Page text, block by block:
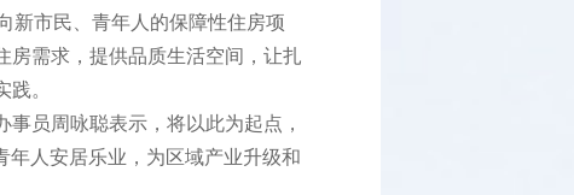
市民、青年人的保障性住房项
房需求，提供品质生活空间，让扎
。
员周咏聪表示，将以此为起点，
年人安居乐业，为区域产业升级和